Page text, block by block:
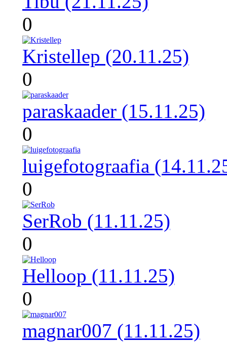
0
Kristellep (20.11.25)
0
paraskaader (15.11.25)
0
luigefotograafia
0
SerRob (11.11.25)
0
Helloop (11.11.25)
0
magnar007 (11.11.25)